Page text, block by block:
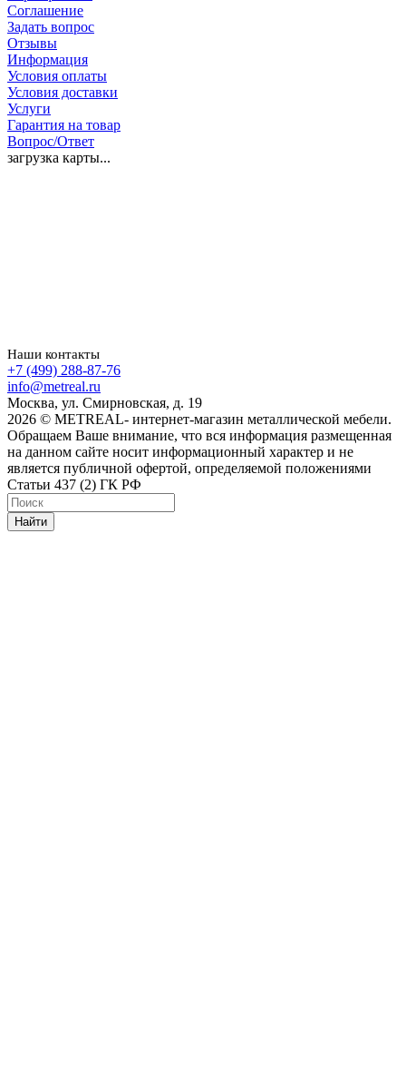
Соглашение
Задать вопрос
Отзывы
Информация
Условия оплаты
Условия доставки
Услуги
Гарантия на товар
Вопрос/Ответ
загрузка карты...
Наши контакты
+7 (499) 288-87-76
info@metreal.ru
Москва, ул. Смирновская, д. 19
2026 © METREAL- интернет-магазин металлической мебели.
Обращаем Ваше внимание, что вся информация размещенная
на данном сайте носит информационный характер и не
является публичной офертой, определяемой положениями
Статьи 437 (2) ГК РФ
Найти